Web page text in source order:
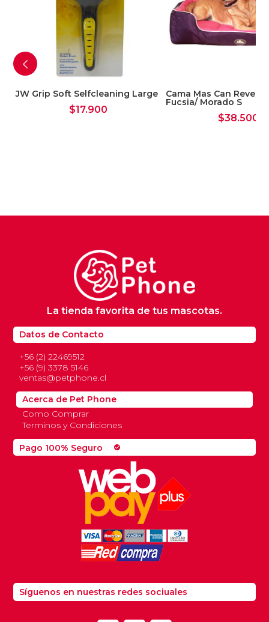
JW Grip Soft Selfcleaning Large
$17.900
Cama Mas Can
Fucsia/ Morado S
$38.500
Pago 100% Seguro check_circle
Datos de Contacto
+56 (2) 22469512
+56 (9) 3378 5146
ventas@petphone.cl
La tienda favorita de tus mascotas.
Acerca de Pet Phone
Como Comprar
Terminos y Condiciones
Síguenos en nuestras redes sociuales